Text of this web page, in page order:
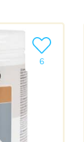
6
Ajouter le